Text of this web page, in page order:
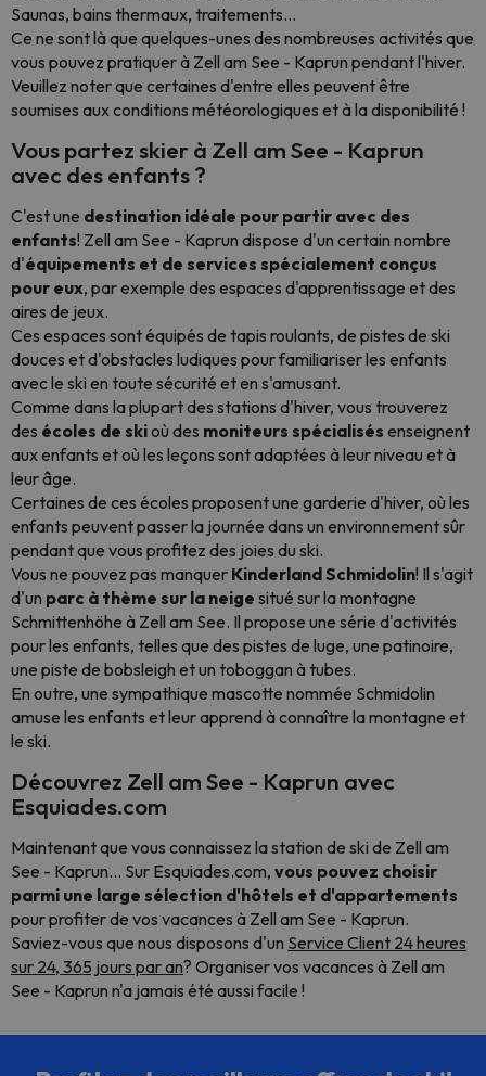
Saunas, bains thermaux, traitements...
Ce ne sont là que quelques-unes des nombreuses activités que
vous pouvez pratiquer à Zell am See - Kaprun pendant l'hiver.
Veuillez noter que certaines d'entre elles peuvent être
soumises aux conditions météorologiques et à la disponibilité !
Vous partez skier à Zell am See - Kaprun
avec des enfants ?
C'est une destination idéale pour partir avec des
enfants! Zell am See - Kaprun dispose d'un certain nombre
d'équipements et de services spécialement conçus
pour eux, par exemple des espaces d'apprentissage et des
aires de jeux.
Ces espaces sont équipés de tapis roulants, de pistes de ski
douces et d'obstacles ludiques pour familiariser les enfants
avec le ski en toute sécurité et en s'amusant.
Comme dans la plupart des stations d'hiver, vous trouverez
des écoles de skioù des moniteurs spécialisés enseignent
aux enfants et où les leçons sont adaptées à leur niveau et à
leur âge.
Certaines de ces écoles proposent une garderie d'hiver, où les
enfants peuvent passer la journée dans un environnement sûr
pendant que vous profitez des joies du ski.
Vous ne pouvez pas manquer Kinderland Schmidolin! Il s'agit
d'un parc à thème sur la neige situé sur la montagne
Schmittenhöhe à Zell am See. Il propose une série d'activités
pour les enfants, telles que des pistes de luge, une patinoire,
une piste de bobsleigh et un toboggan à tubes.
En outre, une sympathique mascotte nommée Schmidolin
amuse les enfants et leur apprend à connaître la montagne et
le ski.
Découvrez Zell am See - Kaprun avec
Esquiades.com
Maintenant que vous connaissez la station de ski de Zell am
See - Kaprun... Sur Esquiades.com, vous pouvez choisir
parmi une large sélection d'hôtels et d'appartements
pour profiter de vos vacances à Zell am See - Kaprun.
Saviez-vous que nous disposons d'un Service Client 24 heures
sur 24, 365 jours par an? Organiser vos vacances à Zell am
See - Kaprun n'a jamais été aussi facile !